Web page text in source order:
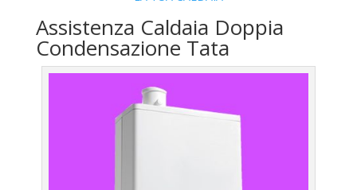
Assistenza Caldaia Doppia
Condensazione Tata